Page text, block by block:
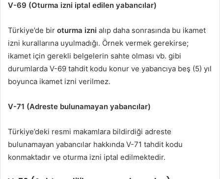
V-69 (Oturma izni iptal edilen yabancılar)
Türkiye’de bir oturma izni alıp daha sonrasında bu ikamet
izni kurallarına uyulmadığı. Örnek vermek gerekirse;
ikamet için gerekli belgelerin sahte olması vb. gibi
durumlarda V-69 tahdit kodu konur ve yabancıya beş (5) yıl
boyunca ikamet izni verilmez.
V-71 (Adreste bulunamayan yabancılar)
Türkiye’deki resmi makamlara bildirdiği adreste
bulunamayan yabancılar hakkında V-71 tahdit kodu
konmaktadır ve oturma izni iptal edilmektedir.